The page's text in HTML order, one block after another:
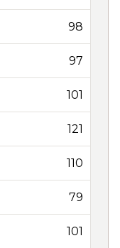
98
97
101
121
110
79
101